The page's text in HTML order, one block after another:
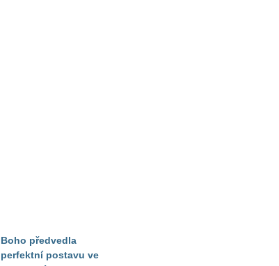
Boho předvedla
perfektní postavu ve